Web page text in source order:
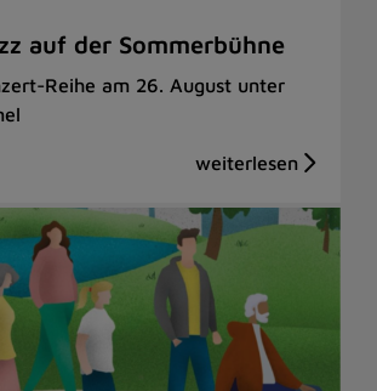
auf der Sommerbühne
Reihe am 26. August unter